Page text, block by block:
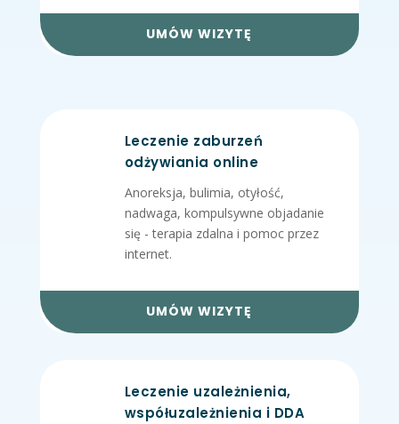
UMÓW WIZYTĘ
Leczenie zaburzeń
odżywiania online
Anoreksja, bulimia, otyłość,
nadwaga, kompulsywne objadanie
się - terapia zdalna i pomoc przez
internet.
UMÓW WIZYTĘ
Leczenie uzależnienia,
współuzależnienia i DDA